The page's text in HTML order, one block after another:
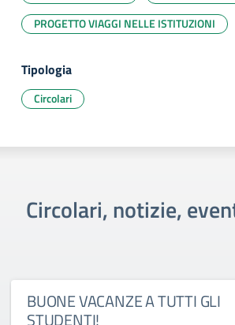
PROGETTO VIAGGI NELLE ISTITUZIONI
Tipologia
Circolari
Circolari, notizie,
BUONE VACANZE A TUTTI GLI
STUDENTI!